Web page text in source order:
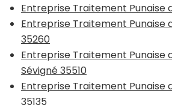
Entreprise Traitement Punaise
Entreprise Traitement Punaise
35260
Entreprise Traitement Punaise
Sévigné 35510
Entreprise Traitement Punaise
35135